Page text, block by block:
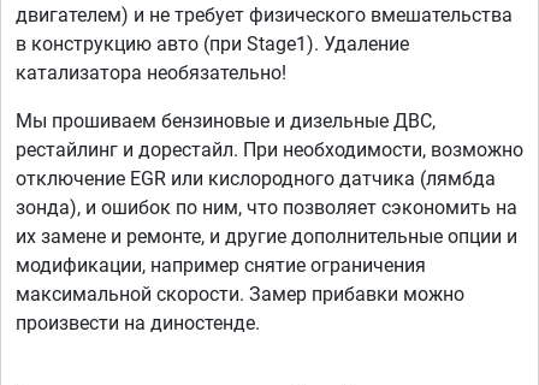
двигателем) и не требует физического вмешательства
в конструкцию авто (при Stage1). Удаление
катализатора необязательно!
Мы прошиваем бензиновые и дизельные ДВС,
рестайлинг и дорестайл. При необходимости, возможно
отключение EGR или кислородного датчика (лямбда
зонда), и ошибок по ним, что позволяет сэкономить на
их замене и ремонте, и другие дополнительные опции и
модификации, например снятие ограничения
максимальной скорости. Замер прибавки можно
произвести на диностенде.